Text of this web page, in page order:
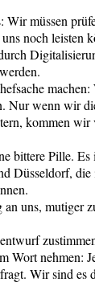
Wir müssen
noch leisten
Nur wenn wir
kommen wir
bittere Pille. Es
Düsseldorf,
uns, mutiger
Wort nehmen:
Wir sind es